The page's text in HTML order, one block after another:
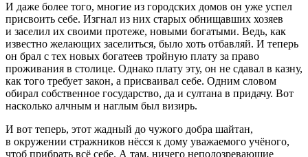
И даже более того, многие из городских домов он уже успел
присвоить себе. Изгнал из них старых обнищавших хозяев
и заселил их своими протеже, новыми богатыми. Ведь, как
известно желающих заселиться, было хоть отбавляй. И теперь
он брал с тех новых богатеев тройную плату за право
проживания в столице. Однако плату эту, он не сдавал в казну,
как того требует закон, а присваивал себе. Одним словом
обирал собственное государство, да и султана в придачу. Вот
насколько алчным и наглым был визирь.
И вот теперь, этот жадный до чужого добра шайтан,
в окружении стражников нёсся к дому уважаемого учёного,
чтоб прибрать всё себе. А там, ничего неподозревающие